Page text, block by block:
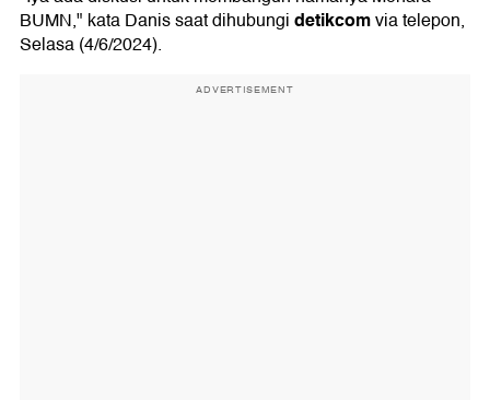
BUMN," kata Danis saat dihubungidetikcomvia telepon,
Selasa (4/6/2024).
ADVERTISEMENT